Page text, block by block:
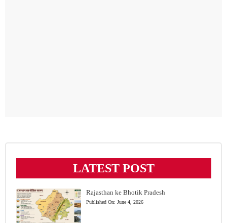
LATEST POST
Rajasthan ke Bhotik Pradesh
Published On: June 4, 2026